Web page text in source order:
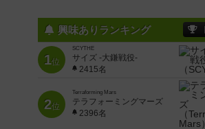
興味ありランキング
1位
SCYTHE
サイズ -大鎌戦役-
2415名
2位
Terraforming Mars
テラフォーミングマーズ
2396名